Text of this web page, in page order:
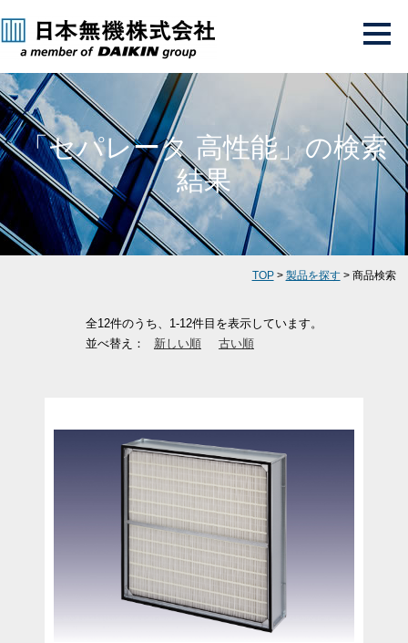
「セパレータ 高性能」の検索
結果
TOP> 製品を探す> 商品検索
全12件のうち、1-12件目を表示しています。
並べ替え：
新しい順 古い順